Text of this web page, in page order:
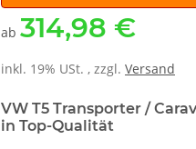
ab 314,98 €
inkl. 19% USt. , zzgl. Versand
VW T5 Transporter /
in Top-Qualität